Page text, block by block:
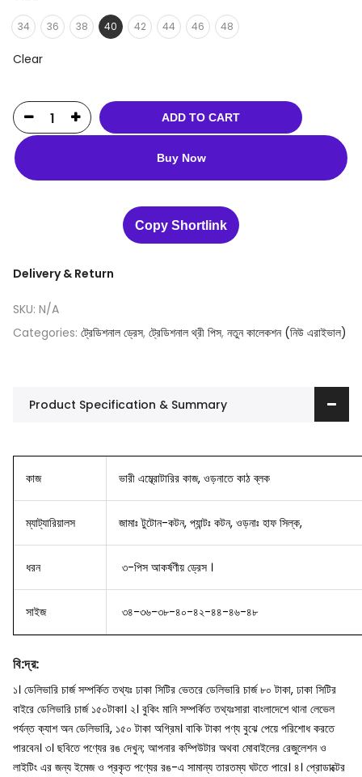
34 36 38 40 42 44 46 48
Clear
ADD TO CART
Buy Now
Copy Shortlink
Delivery & Return
SKU: N/A
Categories: ট্রেডিশনাল ড্রেস, ট্রেডিশনাল থ্রী পিস, নতুন কালেকশন (নিউ এরাইভাল)
Product Specification & Summary
কাজ ভারী এম্ব্রোটারির কাজ, ওড়নাতে কাঠ ব্লক
ম্যাট্যারিয়ালস জামাঃ টুটোন-কটন, প্যান্টঃ কটন, ওড়নাঃ হাফ সিল্ক,
ধরন ৩-পিস আকর্ষণীয় ড্রেস ।
সাইজ ৩৪-৩৬-৩৮-৪০-৪২-৪৪-৪৬-৪৮
বি:দ্র:
১। ডেলিভারি চার্জ সম্পর্কিত তথ্যঃ ঢাকা সিটির ভেতরে ডেলিভারি চার্জ ৮০ টাকা, ঢাকা সিটির
বাইরে ডেলিভারি চার্জ ১৫০টাকা। ২। বুকিং মানি সম্পর্কিত তথ্যঃসারা বাংলাদেশে থানা লেভেল
পর্যন্ত ক্যাশ অন ডেলিভারি, ১৫০ টাকা অগ্রিম। বাকি টাকা পণ্য বুঝে পেয়ে পরিশোধ করতে
পারবেন। ৩। ছবিতে পণ্যের রঙ দেখুন; আপনার কম্পিউটার অথবা মোবাইলের রেজুলেশন ও
লাইটিং এর জন্য ইমেজ ও প্রকৃত পণ্যের রঙ-এ সামান্য তারতম্য ঘটতে পারে। ৪। প্রোডাক্টের